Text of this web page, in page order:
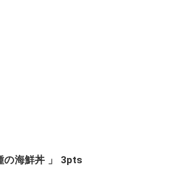
の海鮮丼 」 3pts